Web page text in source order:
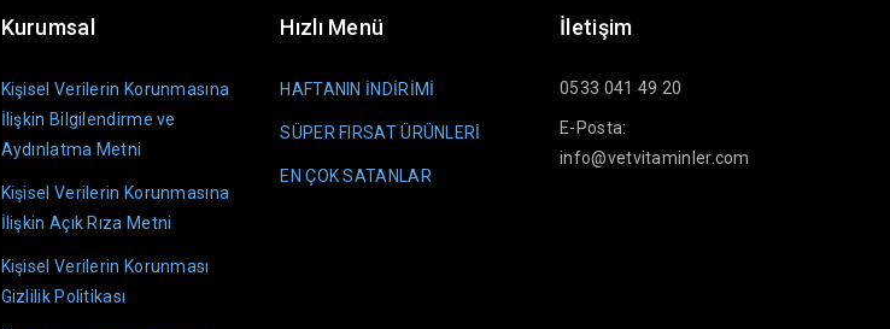
Kurumsal
Kişisel Verilerin Korunmasına
İlişkin Bilgilendirme ve
Aydınlatma Metni
Kişisel Verilerin Korunmasına
İlişkin Açık Rıza Metni
Kişisel Verilerin Korunması
Gizlilik Politikası
Hızlı Menü
HAFTANIN İNDİRİMİ
SÜPER FIRSAT ÜRÜNLERİ
EN ÇOK SATANLAR
İletişim
0533 041 49 20
E-Posta:
info@vetvitaminler.com